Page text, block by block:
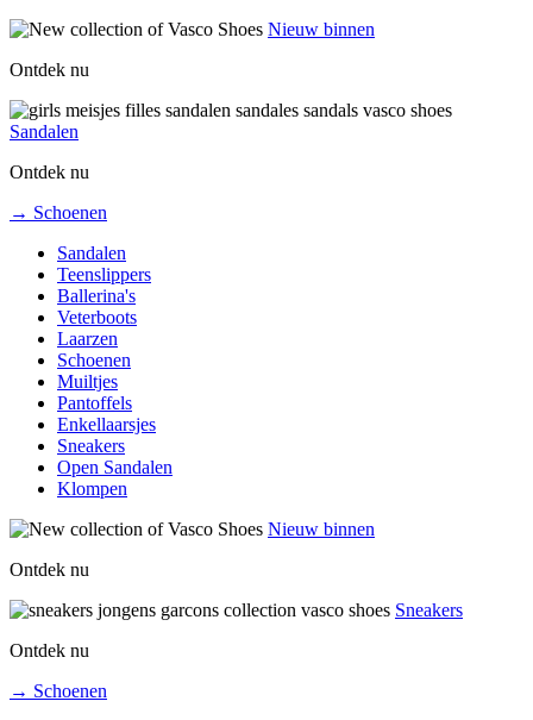
Nieuw binnen
Ontdek nu
Sandalen
Ontdek nu
→ Schoenen
Sandalen
Teenslippers
Ballerina's
Veterboots
Laarzen
Schoenen
Muiltjes
Pantoffels
Enkellaarsjes
Sneakers
Open Sandalen
Klompen
Nieuw binnen
Ontdek nu
Sneakers
Ontdek nu
→ Schoenen